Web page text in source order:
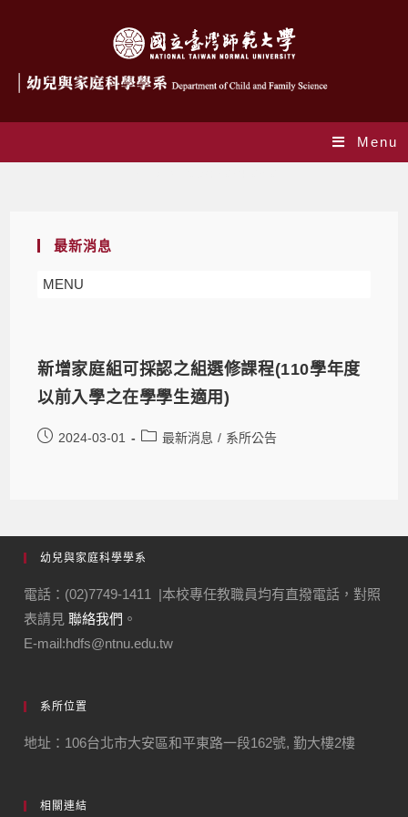
Menu
最新消息
MENU
新增家庭組可採認之組選修課程(110學年度
以前入學之在學學生適用)
2024-03-01 最新消息 / 系所公告
幼兒與家庭科學學系
電話：(02)7749-1411 |本校專任教職員均有直撥電話，對照
表請見聯絡我們 。
E-mail:hdfs@ntnu.edu.tw
系所位置
地址：106台北市大安區和平東路一段162號, 勤大樓2樓
相關連結